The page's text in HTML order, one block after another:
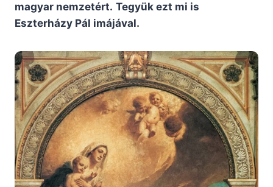
magyar nemzetért. Tegyük ezt mi is
Eszterházy Pál imájával.